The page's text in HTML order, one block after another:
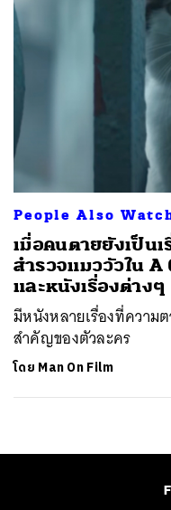
People Also
เมื่อคนตายยังเป็น
สำรวจแมววัวใน A
และหนังเรื่องต่างๆ
มีหนังหลายเรื่องที่ความ
สำคัญของตัวละคร
โดย Man On Film